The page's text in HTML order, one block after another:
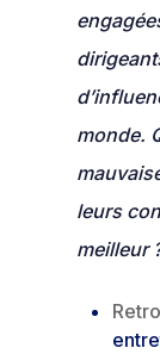
monde.
leurs
meilleur